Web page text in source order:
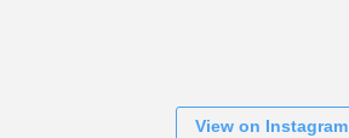
View on Instagram